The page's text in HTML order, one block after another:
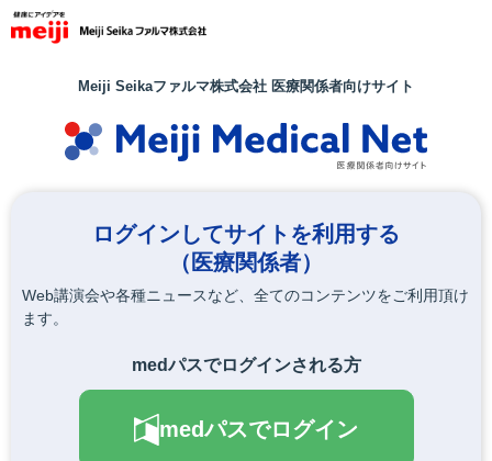
メ
イ
Meiji Seikaファルマ株式会社 医療関係者向けサイト
ログインしてサイトを利用する
（医療関係者）
Web講演会や各種ニュースなど、全てのコンテンツをご利用頂け
ます。
medパスでログインされる方
medパスでログイン